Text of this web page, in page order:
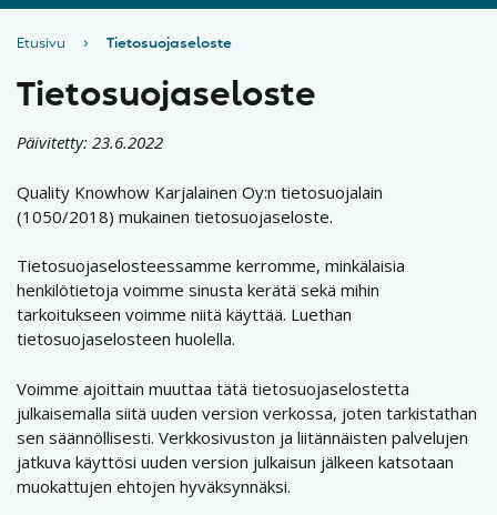
Etusivu › Tietosuojaseloste
Tietosuojaseloste
Päivitetty: 23.6.2022
Quality Knowhow Karjalainen Oy:n tietosuojalain
(1050/2018) mukainen tietosuojaseloste.
Tietosuojaselosteessamme kerromme, minkälaisia
henkilötietoja voimme sinusta kerätä sekä mihin
tarkoitukseen voimme niitä käyttää. Luethan
tietosuojaselosteen huolella.
Voimme ajoittain muuttaa tätä tietosuojaselostetta
julkaisemalla siitä uuden version verkossa, joten tarkistathan
sen säännöllisesti. Verkkosivuston ja liitännäisten palvelujen
jatkuva käyttösi uuden version julkaisun jälkeen katsotaan
muokattujen ehtojen hyväksynnäksi.